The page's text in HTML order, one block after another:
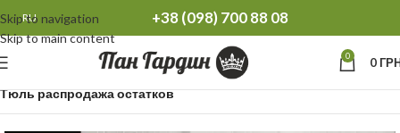
Skip to navigation
Skip to main content
RU +38 (098) 700 88 08
0 0
Главная
Распродажа остатков Тюль Шторы
Тюль распродажа остатков